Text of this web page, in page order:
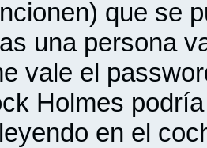
que se
una persona
vale el
Holmes
en el